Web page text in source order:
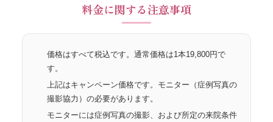
料金に関する注意事項
価格はすべて税込です。通常価格は1本19,800円で
す。
上記はキャンペーン価格です。モニター（症例写真の
撮影協力）の必要があります。
モニターには症例写真の撮影、および所定の来院条件